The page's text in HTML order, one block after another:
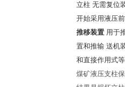
立柱 无需复位
开始采用液压
推移装置 用于
置和推输 送机
和直接作用式
煤矿液压支柱